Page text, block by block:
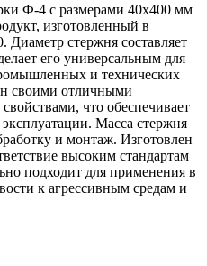
Ф-4 с размерами 40х400 мм
изготовленный в
Диаметр стержня составляет
его универсальным для
и технических
своими отличными
что обеспечивает
Масса стержня
и монтаж. Изготовлен
высоким стандартам
подходит для применения в
к агрессивным средам и